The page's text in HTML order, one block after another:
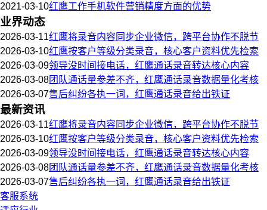
2021-03-10红鹰工作手机软件营销精度方面的优势
业界动态
2026-03-11红鹰将录音内容同步企业微信，跨平台协作不脱节
2026-03-10红鹰按客户等级分类录音，核心客户资料优先检索
2026-03-09领导没时间接电话，红鹰通话录音转达核心内容
2026-03-08团队通话量参差不齐，红鹰通话录音数据量化考核
2026-03-07售后纠纷各执一词，红鹰通话录音给出铁证
最新资讯
2026-03-11红鹰将录音内容同步企业微信，跨平台协作不脱节
2026-03-10红鹰按客户等级分类录音，核心客户资料优先检索
2026-03-09领导没时间接电话，红鹰通话录音转达核心内容
2026-03-08团队通话量参差不齐，红鹰通话录音数据量化考核
2026-03-07售后纠纷各执一词，红鹰通话录音给出铁证
客服系统